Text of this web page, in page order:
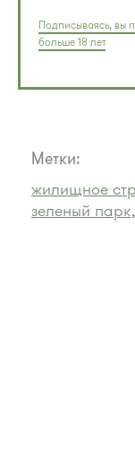
Подписываясь, вы
больше 18 лет
Метки:
жилищное
зеленый